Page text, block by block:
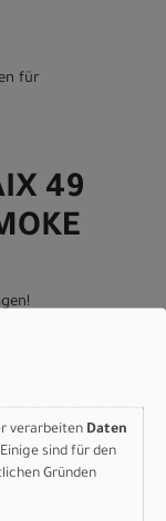
für
49
52
verarbeiten Daten
sind für den
Gründen